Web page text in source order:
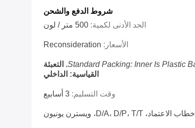
شروط الدفع والشحن
الحد الأدنى لكمية: 500 متر / لون
الأسعار: Reconsideration
1. التعبئة
القياسية: الداخلي
وقت التسليم: 3 أسابيع
خطاب الاعتماد، D/A، D/P، T/T، ويسترن يونيون